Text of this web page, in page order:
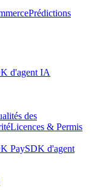
Prédictions
d'agent IA
des
Licences & Permis
PaySDK d'agent